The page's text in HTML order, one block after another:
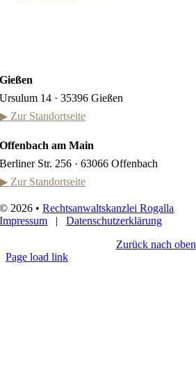
Gießen
Ursulum 14 · 35396 Gießen
▶ Zur Standortseite
Offenbach am Main
Berliner Str. 256 · 63066 Offenbach
▶ Zur Standortseite
© 2026 •Rechtsanwaltskanzlei Rogalla
Impressum |Datenschutzerklärung
Zurück nach oben
Page load link